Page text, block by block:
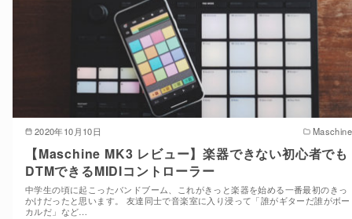
2020年10月10日 Maschine
【Maschine MK3 レビュー】楽器できない初心者でも
DTMできるMIDIコントローラー
中学生の頃に起こったバンドブーム、これがきっと楽器を始める一番最初のきっ
かけだったと思います。 友達同士で音楽室に入り浸って「誰がギターだ誰がボー
カルだ」など…